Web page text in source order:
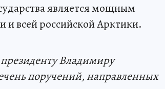
является мощным
всей российской Арктики.
Владимиру
поручений, направленных